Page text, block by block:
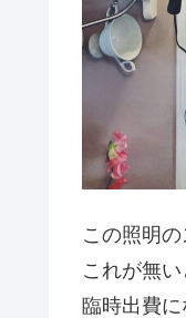
この照明の
これが無
臨時出費に